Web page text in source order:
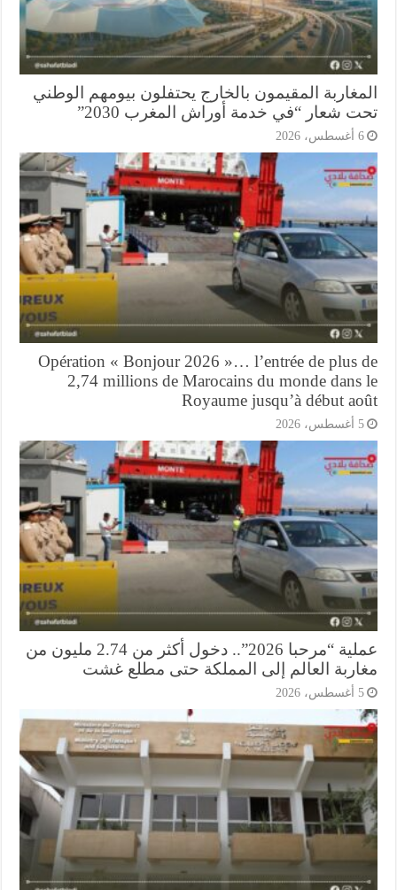
المقيمون بالخارج يحتفلون بيومهم الوطني
شعار “في خدمة أوراش المغرب 2030”
Opération « Bonjour 2026 »… l’entrée de plus
2,74 millions de Marocains du monde
Royaume jusqu’à début
عملية “مرحبا 2026”.. دخول أكثر من 2.74 مليون من
العالم إلى المملكة حتى مطلع غشت